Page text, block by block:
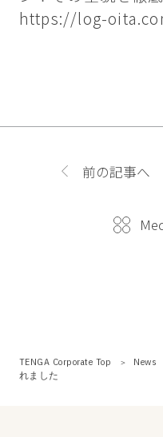
https://log-
前の記事へ
TENGA Corporate Top News
れました